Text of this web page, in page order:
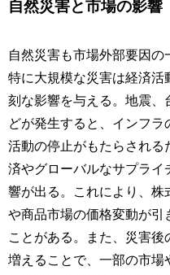
自然災害と市場の影響
自然災害も市場外部要因の
特に大規模な災害は経済活
刻な影響を与える。地震、
どが発生すると、インフラ
活動の停止がもたらされる
済やグローバルなサプライ
響が出る。これにより、株
や商品市場の価格変動が引
ことがある。また、災害後
増えることで、一部の市場